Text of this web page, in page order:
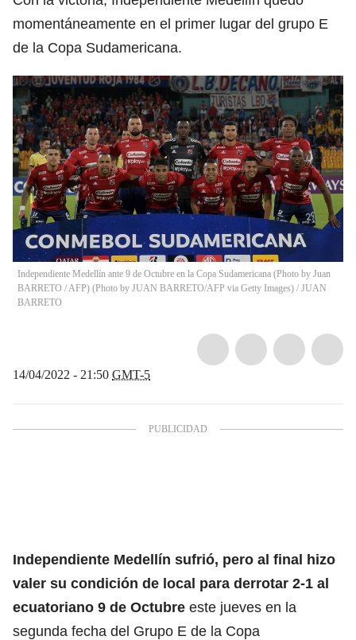
momentáneamente en el primer lugar del grupo E
de la Copa Sudamericana.
Independiente Medellín ante 9 de Octubre en la Copa Sudamericana (Photo by Juan
BARRETO / AFP) (Photo by JUAN BARRETO/AFP via Getty Images) / JUAN
BARRETO
14/04/2022 - 21:50 GMT-5
Independiente Medellín sufrió, pero al final hizo
valer su condición de local para derrotar 2-1 al
ecuatoriano 9 de Octubre este jueves en la
segunda fecha del Grupo E de la Copa